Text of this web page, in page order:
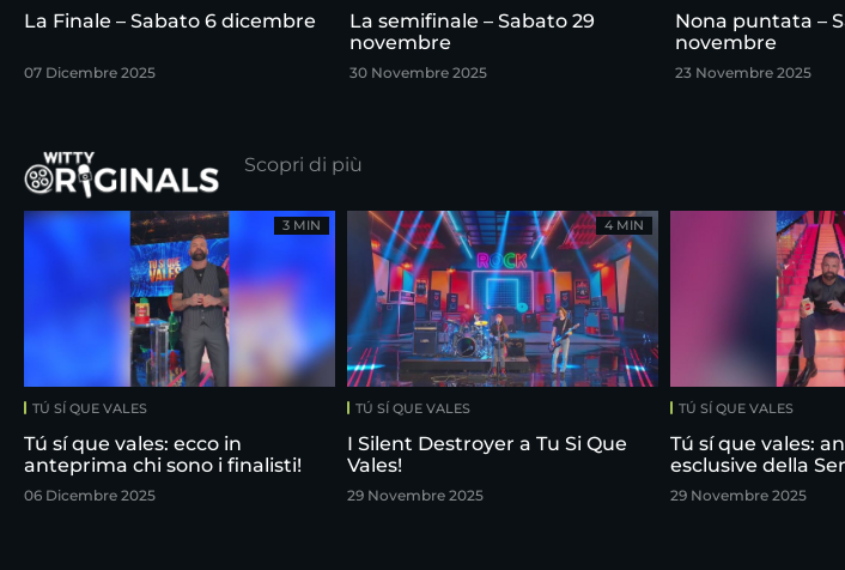
La Finale – Sabato 6 dicembre
07 Dicembre 2025
La semifinale – Sabato 29
novembre
30 Novembre 2025
Nona puntata –
novembre
23 Novembre 2025
Scopri di più
TÚ SÍ QUE VALES
Tú sí que vales: ecco in
anteprima chi sono i finalisti!
06 Dicembre 2025
3 MIN
TÚ SÍ QUE VALES
I Silent Destroyer a Tu Si Que
Vales!
29 Novembre 2025
4 MIN
TÚ SÍ QUE VALES
Tú sí que vales:
esclusive della
29 Novembre 2025